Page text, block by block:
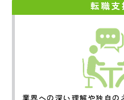
転職支
業界への深い理解や独自の